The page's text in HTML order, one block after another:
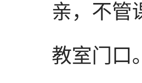
亲，不管
教室门口